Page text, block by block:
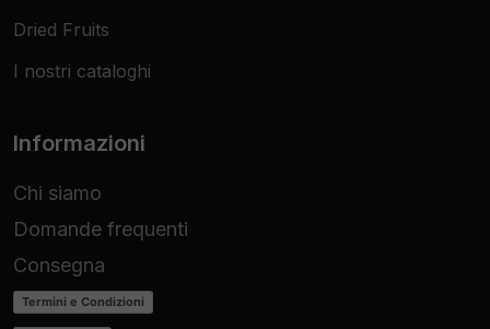
Dried Fruits
I nostri cataloghi
Informazioni
Chi siamo
Domande frequenti
Consegna
Termini e Condizioni